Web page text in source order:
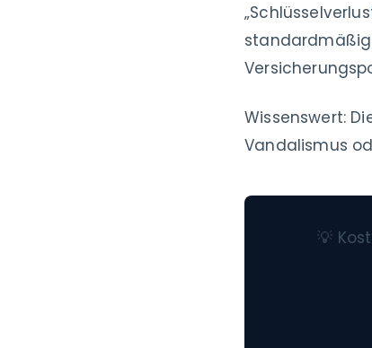
standardmäßig
Wissenswert:
Vandalismus
💡